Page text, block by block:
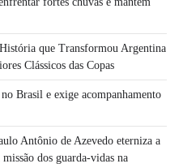
que Transformou Argentina
Clássicos das Copas
Brasil e exige acompanhamento
Antônio de Azevedo eterniza a
dos guarda-vidas na